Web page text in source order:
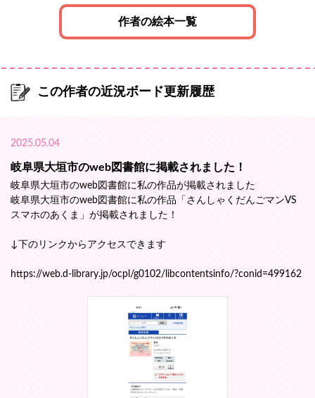
作者の絵本一覧
この作者の近況ボード更新履歴
2025.05.04
岐阜県大垣市のweb図書館に掲載されました！
岐阜県大垣市のweb図書館に私の作品が掲載されました
岐阜県大垣市のweb図書館に私の作品「さんしゃくだんごマンVS
スマホのあくま」が掲載されました！
↓下のリンクからアクセスできます
https://web.d-library.jp/ocpl/g0102/libcontentsinfo/?conid=499162